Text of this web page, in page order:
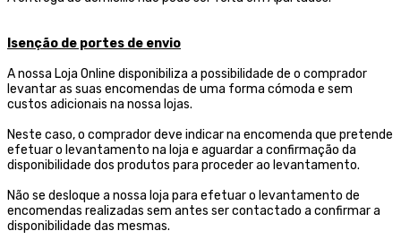
Isenção de portes de envio
A nossa Loja Online disponibiliza a possibilidade de o comprador
levantar as suas encomendas de uma forma cómoda e sem
custos adicionais na nossa lojas.
Neste caso, o comprador deve indicar na encomenda que pretende
efetuar o levantamento na loja e aguardar a confirmação da
disponibilidade dos produtos para proceder ao levantamento.
Não se desloque a nossa loja para efetuar o levantamento de
encomendas realizadas sem antes ser contactado a confirmar a
disponibilidade das mesmas.